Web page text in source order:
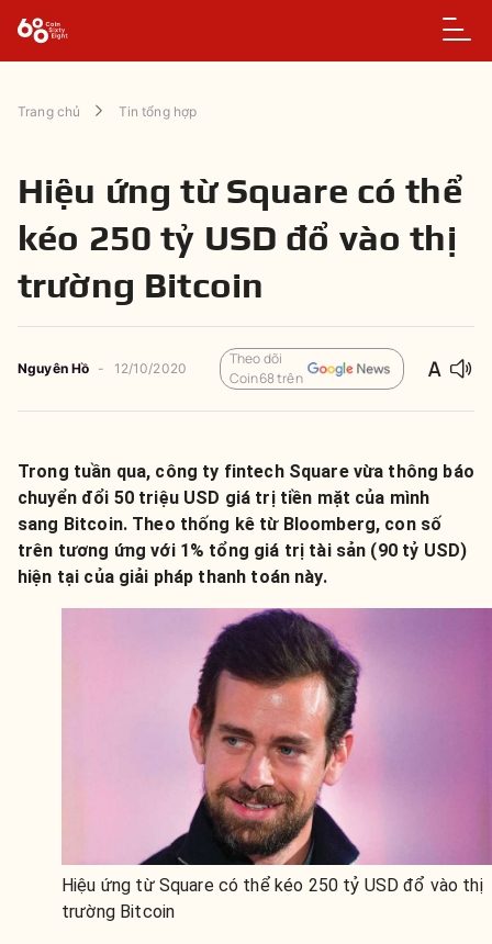
Trang chủ Tin tổng hợp
Hiệu ứng từ Square có thể
kéo 250 tỷ USD đổ vào thị
trường Bitcoin
Nguyên Hồ - 12/10/2020
Theo dõi
Coin68 trên
Trong tuần qua, công ty fintech Square vừa thông báo
chuyển đổi 50 triệu USD giá trị tiền mặt của mình
sang Bitcoin. Theo thống kê từ Bloomberg, con số
trên tương ứng với 1% tổng giá trị tài sản (90 tỷ USD)
hiện tại của giải pháp thanh toán này.
Hiệu ứng từ Square có thể kéo 250 tỷ USD đổ vào thị
trường Bitcoin